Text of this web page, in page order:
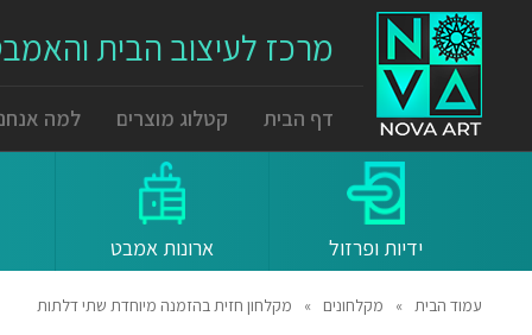
מרכז לעיצוב הבית
דף הבית קטלוג מוצרים למה
ידיות ופרזול ארונות אמבט
עמוד הבית » מקלחונים » מקלחון חזית בהזמנה מיוחדת שתי דלתות